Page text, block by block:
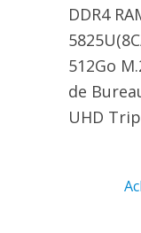
DDR4
512Go
de
UHD